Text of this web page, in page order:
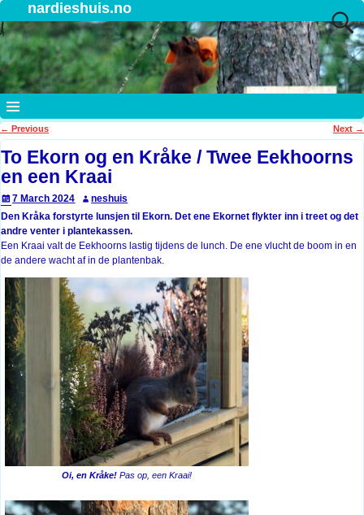
nardieshuis.no
Post navigation
← Previous Next →
To Ekorn og en Kråke / Twee Eekhoorns
en een Kraai
7 March 2024
neshuis
Den Kråka forstyrte lunsjen til Ekorn. Det ene Ekornet flykter inn i treet og det
andre venter i plantekassen.
Een Kraai valt de Eekhoorns lastig tijdens de lunch. De ene vlucht de boom in en
de andere wacht af in de plantenbak.
Oi, en Kråke! Pas op, een Kraai!